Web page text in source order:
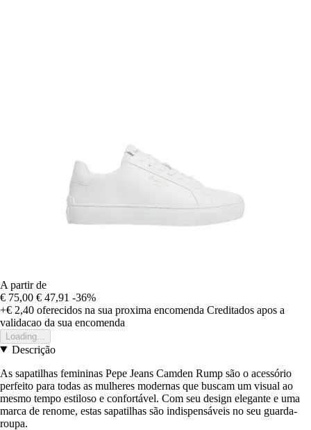
A partir de
€ 75,00 € 47,91 -36%
+€ 2,40 oferecidos na sua proxima encomenda Creditados apos a
validacao da sua encomenda
Loading...
Descrição
As sapatilhas femininas Pepe Jeans Camden Rump são o acessório
perfeito para todas as mulheres modernas que buscam um visual ao
mesmo tempo estiloso e confortável. Com seu design elegante e uma
marca de renome, estas sapatilhas são indispensáveis no seu guarda-
roupa.